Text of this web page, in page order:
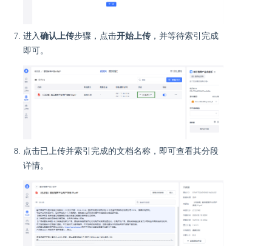
进入 确认上传步骤，点击开始上传 ，并等待索引完成
即可。
点击已上传并索引完成的文档名称，即可查看其分段
详情。